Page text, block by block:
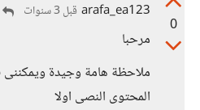
0
arafa_ea123 قبل 3 سنوات
مرحبا
ملاحظة هامة وجيدة ويمكننى
المحتوى النصى اولا